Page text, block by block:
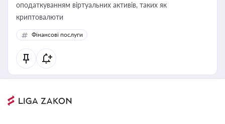
оподаткуванням віртуальних активів, таких як
криптовалюти
Фінансові послуги